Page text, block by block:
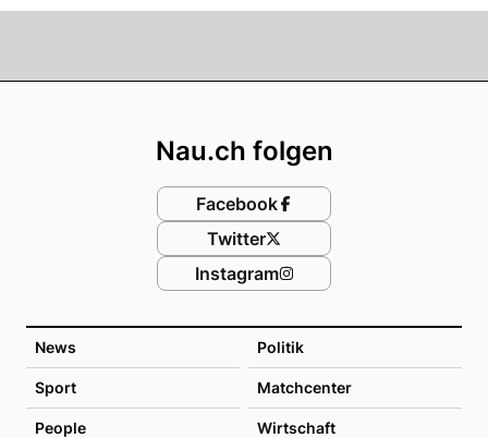
News Politik
Sport Matchcenter
People Wirtschaft
Nau.ch folgen
Facebook
Twitter
Instagram